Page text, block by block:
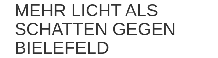
MEHR LICHT ALS
SCHATTEN GEGEN
BIELEFELD